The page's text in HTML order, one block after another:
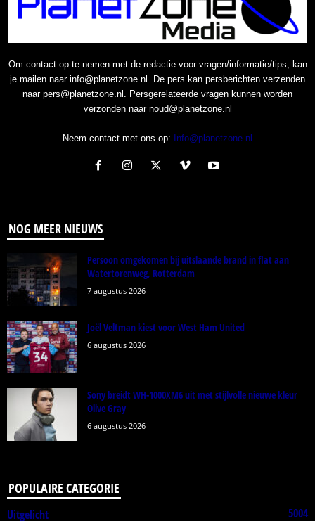
Om contact op te nemen met de redactie voor vragen/informatie/tips, kan
je mailen naar info@planetzone.nl. De pers kan persberichten verzenden
naar pers@planetzone.nl. Persgerelateerde vragen kunnen worden
verzonden naar noud@planetzone.nl
Neem contact met ons op: Info@planetzone.nl
NOG MEER NIEUWS
Persoon omgekomen bij uitslaande brand in flat aan
Watertorenweg, Rotterdam
7 augustus 2026
Joël Veltman kiest voor West Ham United
6 augustus 2026
Sony breidt WH-1000XM6 uit met stijlvolle nieuwe kleur
Olive Gray
6 augustus 2026
POPULAIRE CATEGORIE
Uitgelicht 5004